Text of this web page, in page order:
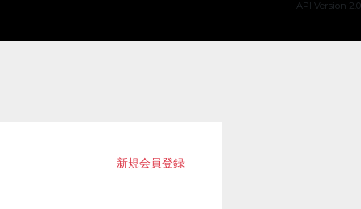
API Version 2.0
新規会員登録